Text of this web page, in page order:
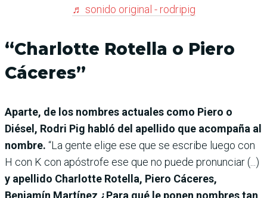
♬ sonido original - rodripig
“Charlotte Rotella o Piero
Cáceres”
Aparte, de los nombres actuales como Piero o
Diésel, Rodri Pig habló del apellido que acompaña al
nombre. “La gente elige ese que se escribe luego con
H con K con apóstrofe ese que no puede pronunciar (...)
y apellido Charlotte Rotella, Piero Cáceres,
Benjamín Martínez ¿Para qué le ponen nombres tan